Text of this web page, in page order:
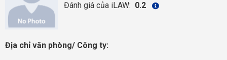
Đánh giá của iLAW: 0.2
Địa chỉ văn phòng/ Công ty: